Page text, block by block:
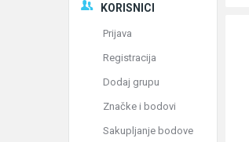
KORISNICI
Prijava
Registracija
Dodaj grupu
Značke i bodovi
Sakupljanje bodove